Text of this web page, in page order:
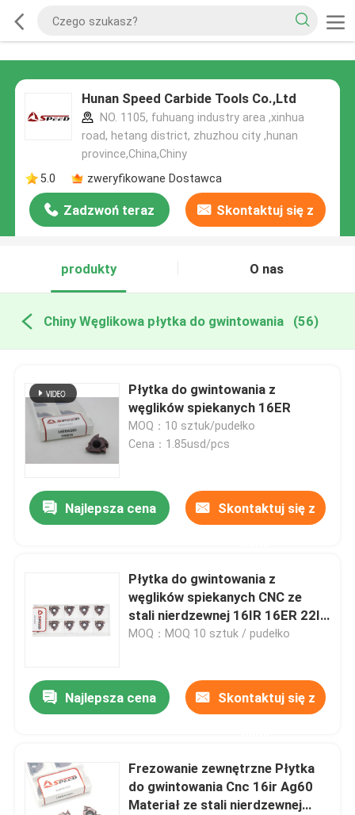
Hunan Speed Carbide Tools Co.,Ltd
NO. 1105, fuhuang industry area ,xinhua
road, hetang district, zhuzhou city ,hunan
province,China,Chiny
5.0
zweryfikowane Dostawca
Zadzwoń teraz Skontaktuj się z
produkty
O nas
Chiny Węglikowa płytka do gwintowania (56)
Płytka do gwintowania z
węglików spiekanych 16ER
MOQ：10 sztuk/pudełko
Cena：1.85usd/pcs
Najlepsza cena Skontaktuj się z
Płytka do gwintowania z
węglików spiekanych CNC ze
stali nierdzewnej 16IR 16ER 22IR
22ER
MOQ：MOQ 10 sztuk / pudełko
Najlepsza cena Skontaktuj się z
Frezowanie zewnętrzne Płytka
do gwintowania Cnc 16ir Ag60
Materiał ze stali nierdzewnej